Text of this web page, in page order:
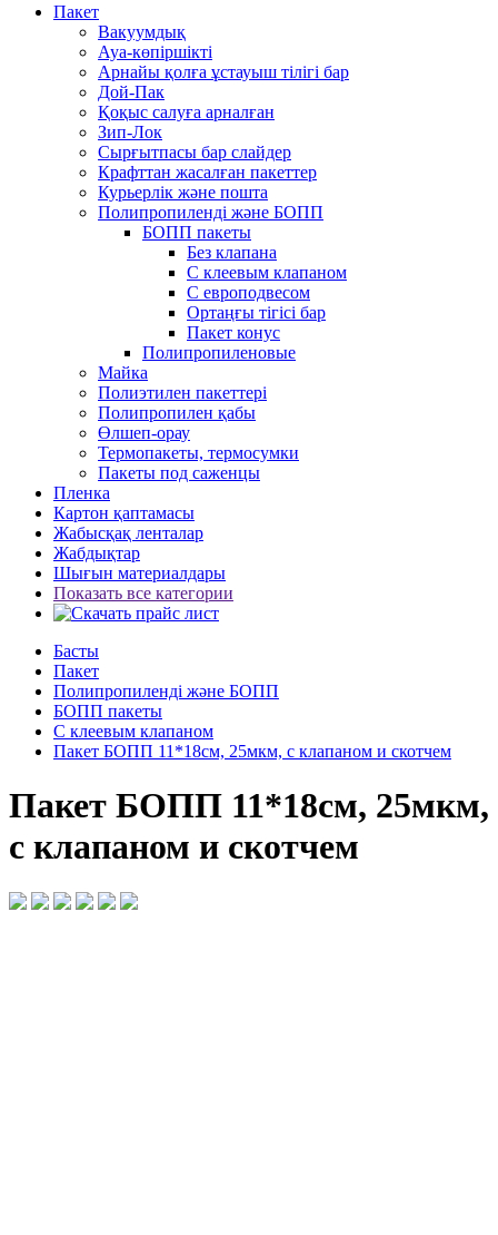
Пакет
Вакуумдық
Ауа-көпіршікті
Арнайы қолға ұстауыш тілігі бар
Дой-Пак
Қоқыс салуға арналған
Зип-Лок
Сырғытпасы бар слайдер
Крафттан жасалған пакеттер
Курьерлік және пошта
Полипропиленді және БОПП
БОПП пакеты
Без клапана
С клеевым клапаном
С европодвесом
Ортаңғы тігісі бар
Пакет конус
Полипропиленовые
Майка
Полиэтилен пакеттері
Полипропилен қабы
Өлшеп-орау
Термопакеты, термосумки
Пакеты под саженцы
Пленка
Картон қаптамасы
Жабысқақ ленталар
Жабдықтар
Шығын материалдары
Показать все категории
Басты
Пакет
Полипропиленді және БОПП
БОПП пакеты
С клеевым клапаном
Пакет БОПП 11*18см, 25мкм, с клапаном и скотчем
Пакет БОПП 11*18см, 25мкм,
с клапаном и скотчем